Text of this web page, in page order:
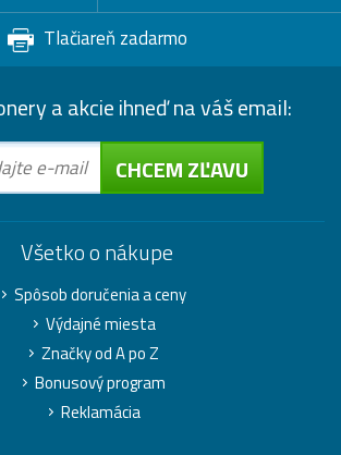
Tlačiareň zadarmo
a akcie ihneď na váš email:
CHCEM ZĽAVU
Všetko o nákupe
Spôsob doručenia a ceny
Výdajné miesta
Značky od A po Z
Bonusový program
Reklamácia